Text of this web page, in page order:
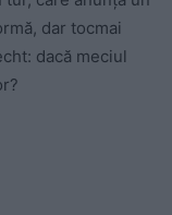
dar tocmai
dacă meciul